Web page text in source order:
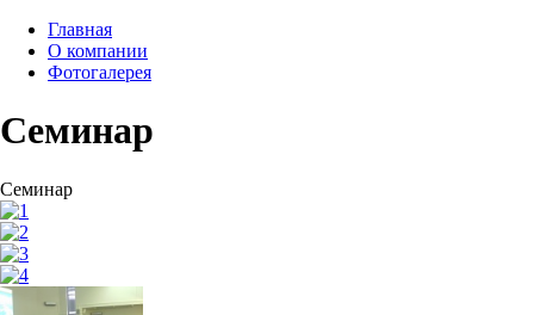
Главная
О компании
Фотогалерея
Семинар
Семинар